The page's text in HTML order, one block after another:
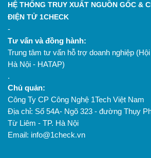
HỆ THỐNG TRUY XUẤT NGUỒN GỐC &
ĐIỆN TỬ 1CHECK
-
Tư vấn và đồng hành:
Trung tâm tư vấn hỗ trợ doanh nghiệp
Hà Nội - HATAP)
.
Chủ quản:
Công Ty CP Công Nghệ 1Tech Việt Nam
Địa chỉ: Số 54A- Ngõ 323 - đường Thụy
Từ Liêm - TP. Hà Nội
Email: info@1check.vn